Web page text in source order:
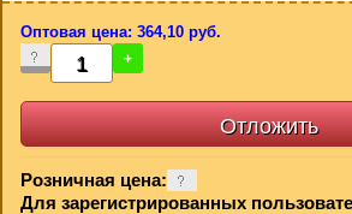
Оптовая цена: 364,10 руб.
- +
Розничная цена:
Для зарегистрированных